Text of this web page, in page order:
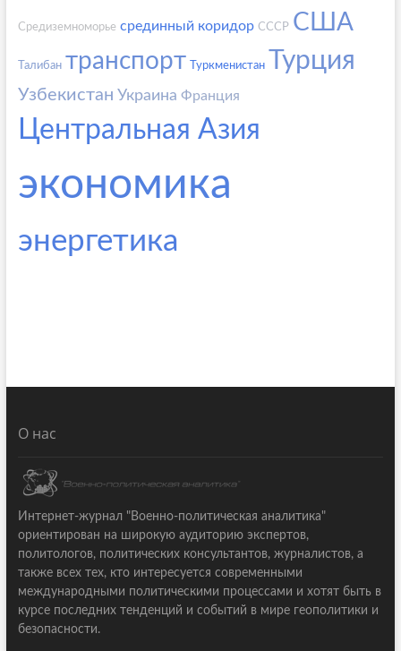
Средиземноморье срединный коридор СССР США
Талибан транспорт Туркменистан Турция
Узбекистан Украина Франция
Центральная Азия
экономика
энергетика
О нас
Интернет-журнал "Военно-политическая аналитика"
ориентирован на широкую аудиторию экспертов,
политологов, политических консультантов, журналистов, а
также всех тех, кто интересуется современными
международными политическими процессами и хотят быть в
курсе последних тенденций и событий в мире геополитики и
безопасности.